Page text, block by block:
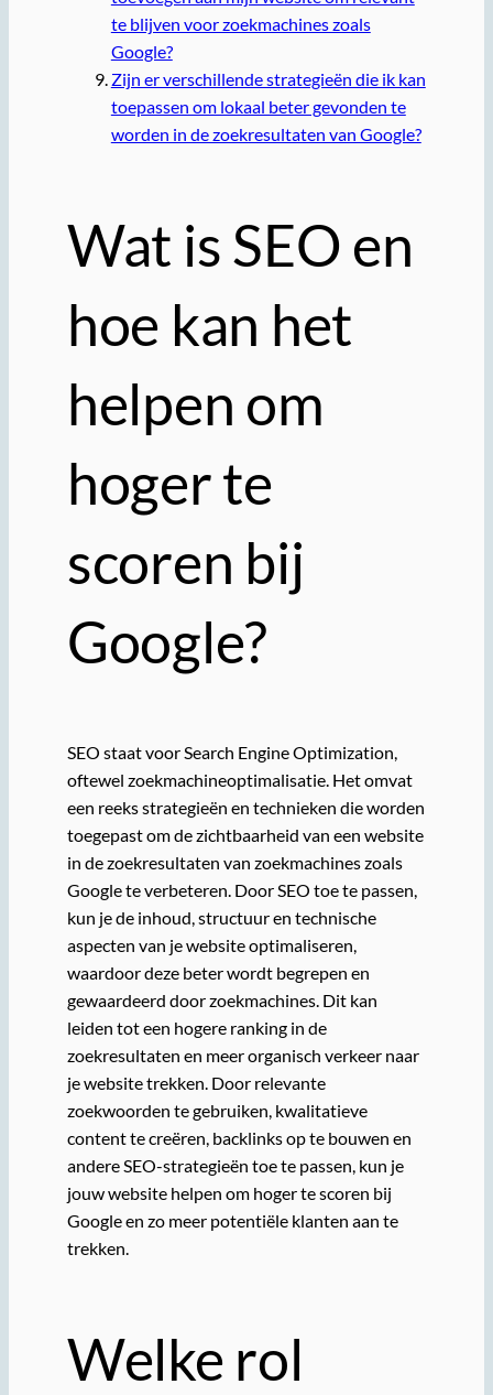
te blijven voor zoekmachines zoals
Google?
Zijn er verschillende strategieën die ik kan
toepassen om lokaal beter gevonden te
worden in de zoekresultaten van Google?
Wat is SEO en
hoe kan het
helpen om
hoger te
scoren bij
Google?
SEO staat voor Search Engine Optimization,
oftewel zoekmachineoptimalisatie. Het omvat
een reeks strategieën en technieken die worden
toegepast om de zichtbaarheid van een website
in de zoekresultaten van zoekmachines zoals
Google te verbeteren. Door SEO toe te passen,
kun je de inhoud, structuur en technische
aspecten van je website optimaliseren,
waardoor deze beter wordt begrepen en
gewaardeerd door zoekmachines. Dit kan
leiden tot een hogere ranking in de
zoekresultaten en meer organisch verkeer naar
je website trekken. Door relevante
zoekwoorden te gebruiken, kwalitatieve
content te creëren, backlinks op te bouwen en
andere SEO-strategieën toe te passen, kun je
jouw website helpen om hoger te scoren bij
Google en zo meer potentiële klanten aan te
trekken.
Welke rol